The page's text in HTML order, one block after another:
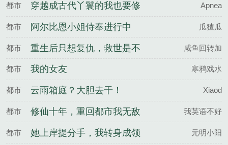
都市
穿越成古代丫鬟的我也要修
仙
Apnea
都市 阿尔比恩小姐侍奉进行中 瓜猹瓜
都市
重生后只想复仇，救世是不
可能的
咸鱼回转加
都市 我的女友 寒鸦戏水
都市 云雨箱庭？大胆去干！ Xiaod
都市 修仙十年，重回都市我无敌 我英语不好
都市
她上岸提分手，我转身成领
元明小阳